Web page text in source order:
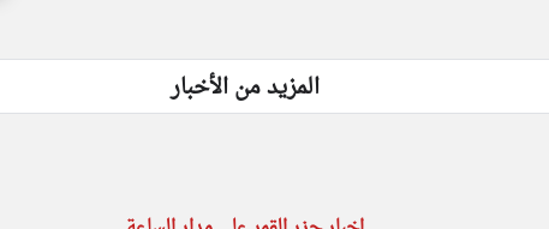
المزيد من الأخبار